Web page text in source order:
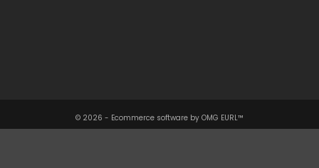
© 2026 - Ecommerce software by OMG EURL™